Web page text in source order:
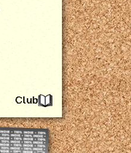
Club